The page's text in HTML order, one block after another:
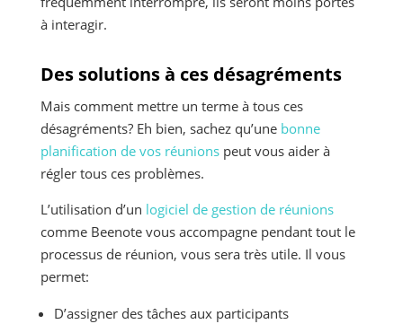
à interagir.
Des solutions à ces désagréments
Mais comment mettre un terme à tous ces
désagréments? Eh bien, sachez qu’une bonne
planification de vos réunionspeut vous aider à
régler tous ces problèmes.
L’utilisation d’un logiciel de gestion de réunions
comme Beenote vous accompagne pendant tout le
processus de réunion, vous sera très utile. Il vous
permet:
D’assigner des tâches aux participants